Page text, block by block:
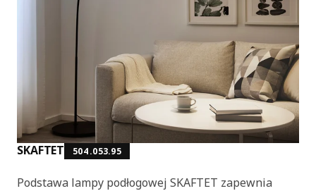
SKAFTET 504.053.95
Podstawa lampy podłogowej SKAFTET zapewnia